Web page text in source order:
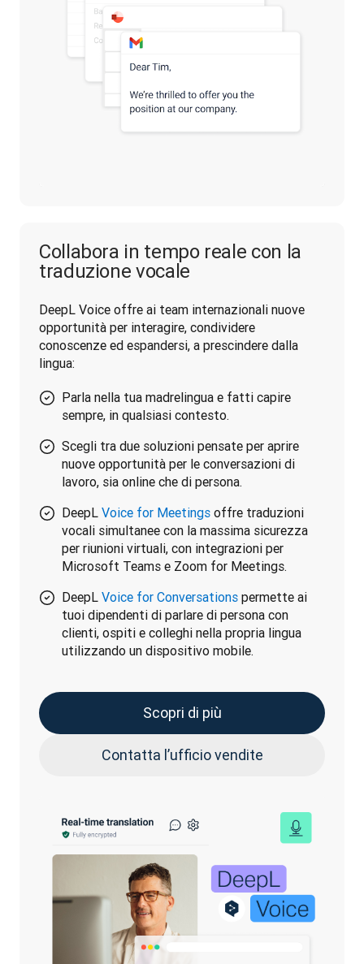
Collabora in tempo reale con la
traduzione vocale
DeepL Voice offre ai team internazionali nuove
opportunità per interagire, condividere
conoscenze ed espandersi, a prescindere dalla
lingua:
Parla nella tua madrelingua e fatti capire
sempre, in qualsiasi contesto.
Scegli tra due soluzioni pensate per aprire
nuove opportunità per le conversazioni di
lavoro, sia online che di persona.
DeepL Voice for Meetings offre traduzioni
vocali simultanee con la massima sicurezza
per riunioni virtuali, con integrazioni per
Microsoft Teams e Zoom for Meetings.
DeepL Voice for Conversations permette ai
tuoi dipendenti di parlare di persona con
clienti, ospiti e colleghi nella propria lingua
utilizzando un dispositivo mobile.
Scopri di più
Contatta l’ufficio vendite